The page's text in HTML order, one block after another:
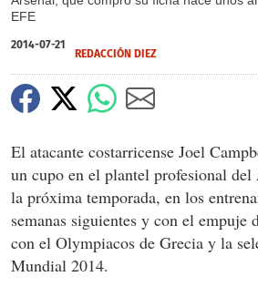
EFE
2014-07-21
REDACCIÓN DIEZ
El atacante costarricense Joel
un cupo en el plantel profesional
la próxima temporada, en los
semanas siguientes y con el empuje
con el Olympiacos de Grecia y la
Mundial 2014.